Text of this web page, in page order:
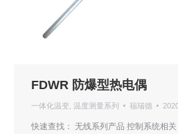
FDWR 防爆型热电偶
一体化温变 温度测量系列 福瑞德
快速查找： 无线系列产品 控制系统相